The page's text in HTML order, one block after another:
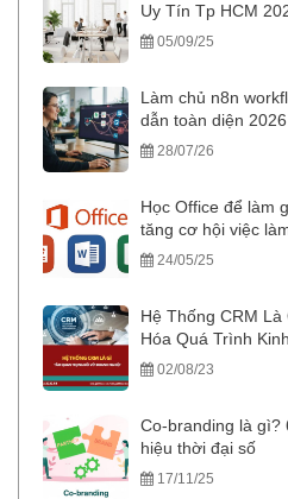
Uy Tín Tp HCM
05/09/25
Làm chủ n8n
dẫn toàn diện 2026
28/07/26
Học Office để làm
tăng cơ hội việc
24/05/25
Hệ Thống CRM
Hóa Quá Trình
02/08/23
Co-branding là
hiệu thời đại số
17/11/25